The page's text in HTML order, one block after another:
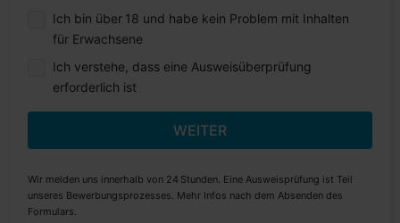
Ich bin über 18 und habe kein Problem mit Inhalten
für Erwachsene
Ich verstehe, dass eine Ausweisüberprüfung
erforderlich ist
WEITER
Wir melden uns innerhalb von 24 Stunden. Eine Ausweisprüfung ist Teil
unseres Bewerbungsprozesses. Mehr Infos nach dem Absenden des
Formulars.